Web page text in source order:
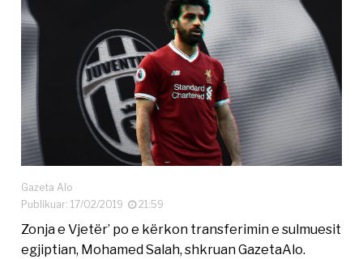
Gazeta Alo
Publikuar: 17/02/2019
21:59
Zonja e Vjetër’ po e kërkon transferimin e sulmuesit
egjiptian, Mohamed Salah, shkruan GazetaAlo.